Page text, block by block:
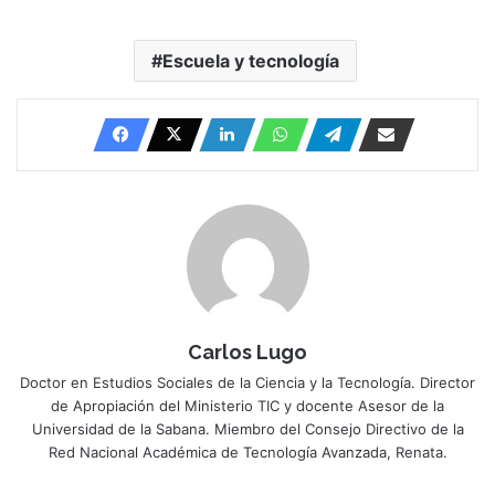
Escuela y tecnología
Carlos Lugo
Doctor en Estudios Sociales de la Ciencia y la Tecnología. Director
de Apropiación del Ministerio TIC y docente Asesor de la
Universidad de la Sabana. Miembro del Consejo Directivo de la
Red Nacional Académica de Tecnología Avanzada, Renata.